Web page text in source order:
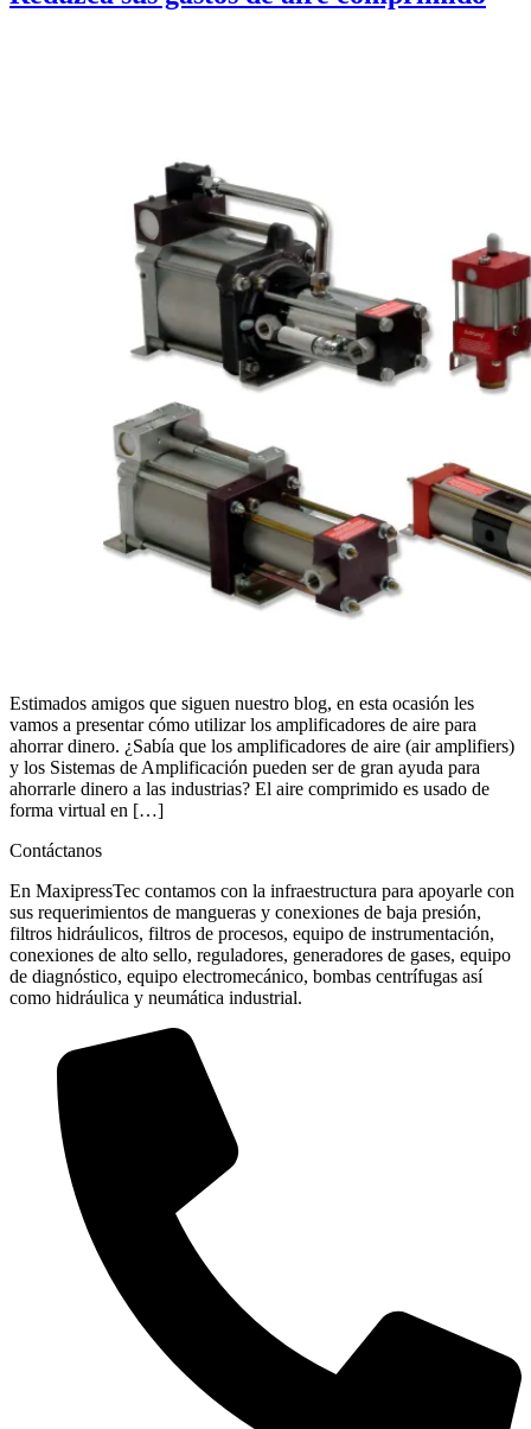
Estimados amigos que siguen nuestro blog, en esta ocasión les
vamos a presentar cómo utilizar los amplificadores de aire para
ahorrar dinero. ¿Sabía que los amplificadores de aire (air amplifiers)
y los Sistemas de Amplificación pueden ser de gran ayuda para
ahorrarle dinero a las industrias? El aire comprimido es usado de
forma virtual en […]
Contáctanos
En MaxipressTec contamos con la infraestructura para apoyarle con
sus requerimientos de mangueras y conexiones de baja presión,
filtros hidráulicos, filtros de procesos, equipo de instrumentación,
conexiones de alto sello, reguladores, generadores de gases, equipo
de diagnóstico, equipo electromecánico, bombas centrífugas así
como hidráulica y neumática industrial.